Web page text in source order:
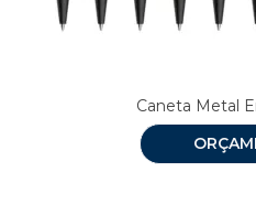
Caneta Metal